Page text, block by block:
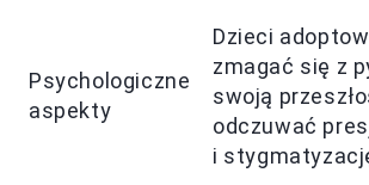
Psychologiczne
aspekty
Dzieci
zmagać się z
swoją
odczuwać
i